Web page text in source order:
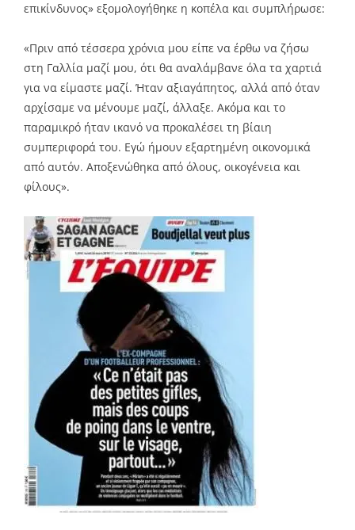
επικίνδυνος» εξομολογήθηκε η κοπέλα και συμπλήρωσε:
«Πριν από τέσσερα χρόνια μου είπε να έρθω να ζήσω
στη Γαλλία μαζί μου, ότι θα αναλάμβανε όλα τα χαρτιά
για να είμαστε μαζί. Ήταν αξιαγάπητος, αλλά από όταν
αρχίσαμε να μένουμε μαζί, άλλαξε. Ακόμα και το
παραμικρό ήταν ικανό να προκαλέσει τη βίαιη
συμπεριφορά του. Εγώ ήμουν εξαρτημένη οικονομικά
από αυτόν. Αποξενώθηκα από όλους, οικογένεια και
φίλους».